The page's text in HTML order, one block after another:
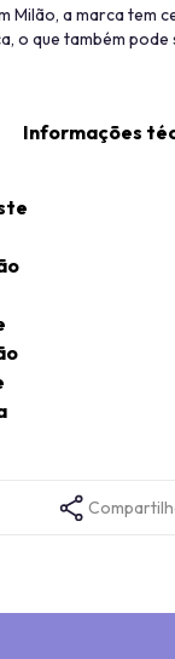
a marca
o que também
Informações